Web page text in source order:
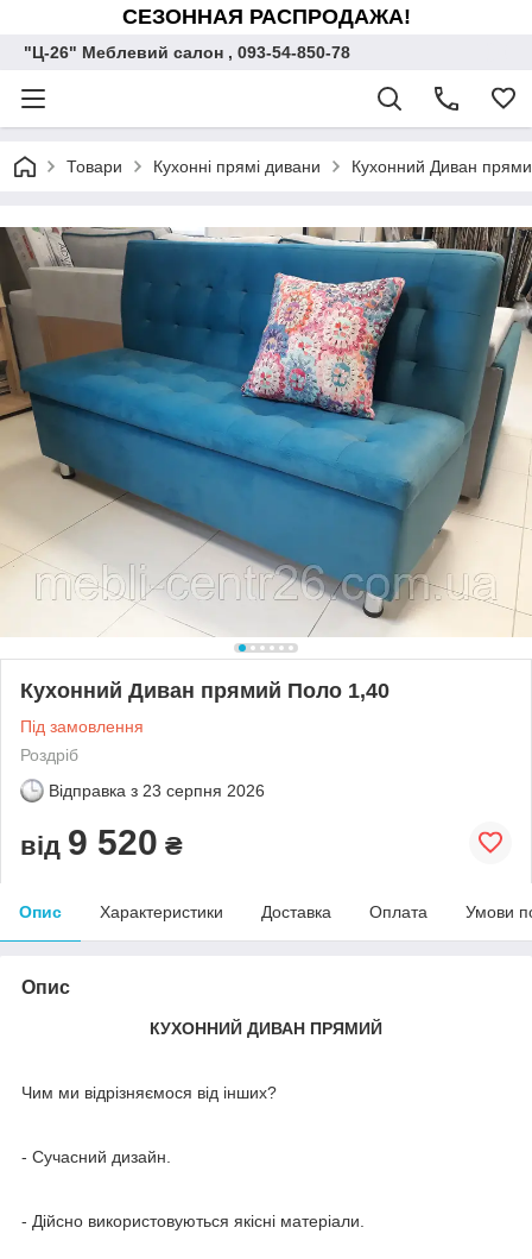
СЕЗОННАЯ РАСПРОДАЖА!
"Ц-26" Меблевий салон , 093-54-850-78
Товари Кухонні прямі дивани Кухонний Диван
Кухонний Диван прямий Поло 1,40
Під замовлення
Роздріб
Відправка з 23 серпня 2026
від 9 520 ₴
Опис Характеристики Доставка Оплата Умови
Опис
КУХОННИЙ ДИВАН ПРЯМИЙ
Чим ми відрізняємося від інших?
- Сучасний дизайн.
- Дійсно використовуються якісні матеріали.